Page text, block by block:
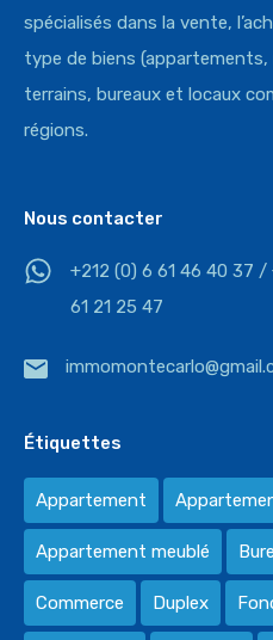
spécialisés dans la vente,
type de biens (appartements,
terrains, bureaux et locaux
régions.
Nous contacter
+212 (0) 6 61 46 40 37 /
61 21 25 47
Étiquettes
Appartement
Appartement meublé
Commerce Duplex